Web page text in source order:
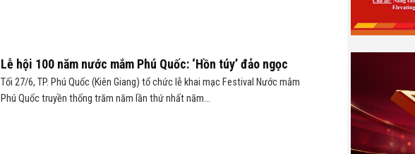
Lễ hội 100 năm nước mắm Phú Quốc: ‘Hồn túy’ đảo ngọc
Tối 27/6, TP. Phú Quốc (Kiên Giang) tổ chức lễ khai mạc Festival Nước mắm
Phú Quốc truyền thống trăm năm lần thứ nhất năm...